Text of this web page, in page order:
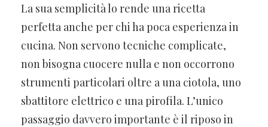
La sua semplicità lo rende una ricetta
perfetta anche per chi ha poca esperienza in
cucina. Non servono tecniche complicate,
non bisogna cuocere nulla e non occorrono
strumenti particolari oltre a una ciotola, uno
sbattitore elettrico e una pirofila. L’unico
passaggio davvero importante è il riposo in